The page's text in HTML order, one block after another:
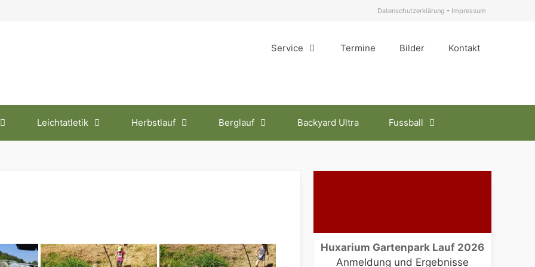
Datenschutzerklärung - Impressum
Service Termine Bilder Kontakt
Leichtatletik Herbstlauf Berglauf Backyard Ultra Fussball
Huxarium Gartenpark Lauf 2026
Anmeldung und Ergebnisse